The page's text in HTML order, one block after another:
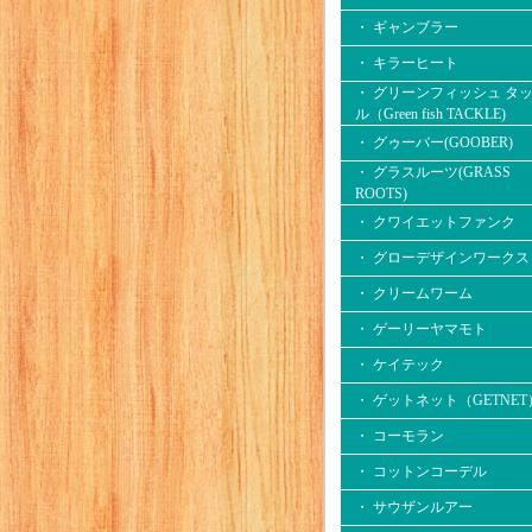
・ ギャンブラー
・ キラーヒート
・ グリーンフィッシュ タ
ル（Green fish TACKLE)
・ グゥーバー(GOOBER)
・ グラスルーツ(GRASS
ROOTS)
・ クワイエットファンク
・ グローデザインワークス
・ クリームワーム
・ ゲーリーヤマモト
・ ケイテック
・ ゲットネット（GETNET
・ コーモラン
・ コットンコーデル
・ サウザンルアー